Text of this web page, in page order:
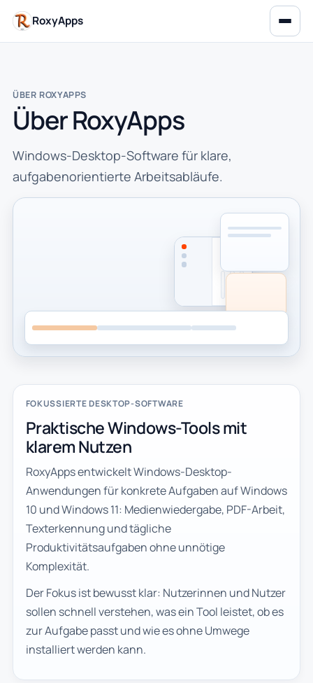
RoxyApps
ÜBER ROXYAPPS
Über RoxyApps
Windows-Desktop-Software für klare,
aufgabenorientierte Arbeitsabläufe.
FOKUSSIERTE DESKTOP-SOFTWARE
Praktische Windows-Tools mit
klarem Nutzen
RoxyApps entwickelt Windows-Desktop-
Anwendungen für konkrete Aufgaben auf Windows
10 und Windows 11: Medienwiedergabe, PDF-Arbeit,
Texterkennung und tägliche
Produktivitätsaufgaben ohne unnötige
Komplexität.
Der Fokus ist bewusst klar: Nutzerinnen und Nutzer
sollen schnell verstehen, was ein Tool leistet, ob es
zur Aufgabe passt und wie es ohne Umwege
installiert werden kann.